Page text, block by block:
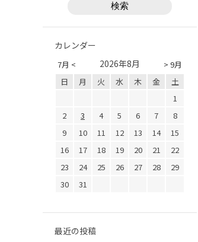
カレンダー
7月 < > 9月
2026年8月
日 月 火 水 木 金
土
1
2
3 4 5 6 7
8
9
10 11 12 13 14
15
16
17 18 19 20 21
22
23
24 25 26 27 28
29
30
31
最近の投稿